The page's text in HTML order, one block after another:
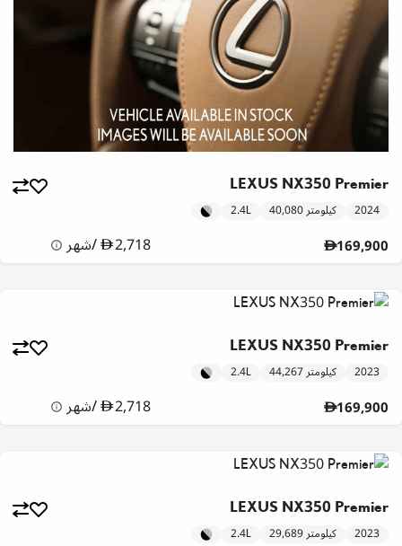
LEXUS NX350 Premier
2024 40,080 كيلومتر 2.4L
169,900
2,718
/شهر
LEXUS NX350 Premier
2023 44,267 كيلومتر 2.4L
169,900
2,718
/شهر
LEXUS NX350 Premier
2023 29,689 كيلومتر 2.4L